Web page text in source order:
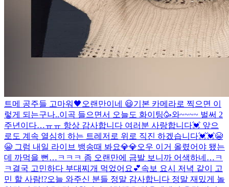
트메 공주들 고마워🖤 오랜만이네 😃기본 카메라로 찍으면 이
렇게 되는구나..이곡 들으면서 오늘도 화이팅🥳와~~~~ 벌써 2
주년이다…ㅠㅠ 항상 감사합니다 여러분 사랑합니다💓 앞으
로도 계속 열심히 하는 트레저로 위로 직진 하겠습니다💓💓😭
😭 그럼 내일 라이브 뱅송때 봐요💎💎오우 이거 올렸어야 됐는
데 까먹을 뻔…ㅋㅋㅋ 좀 오랜만에 금발 보니까 어색하네…ㅋ
ㅋ 결국 고민하다 부대찌개 먹었어요💕속보 요시 저녁 같이 고
민 할 사람!?오늘 와주신 분들 정말 감사합니다 정말 재밌게 놀